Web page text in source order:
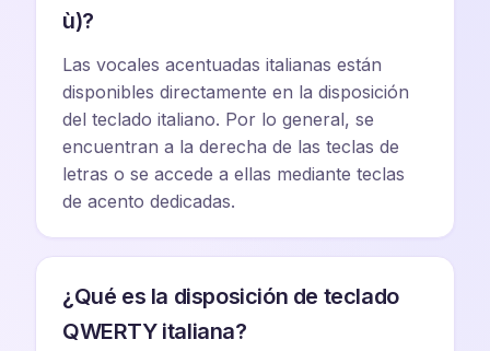
ù)?
Las vocales acentuadas italianas están
disponibles directamente en la disposición
del teclado italiano. Por lo general, se
encuentran a la derecha de las teclas de
letras o se accede a ellas mediante teclas
de acento dedicadas.
¿Qué es la disposición de teclado
QWERTY italiana?